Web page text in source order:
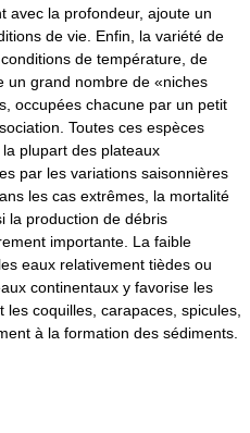
avec la profondeur, ajoute un
de vie. Enfin, la variété de
de température, de
un grand nombre de «niches
occupées chacune par un petit
Toutes ces espèces
plupart des plateaux
par les variations saisonnières
les cas extrêmes, la mortalité
la production de débris
importante. La faible
eaux relativement tièdes ou
continentaux y favorise les
coquilles, carapaces, spicules,
à la formation des sédiments.